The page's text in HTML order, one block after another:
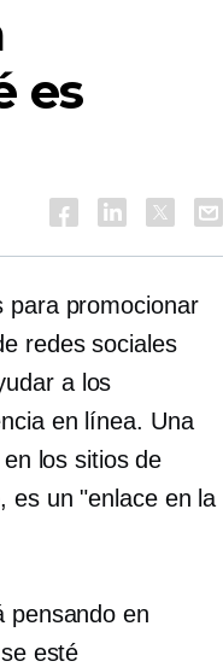
es
para promocionar
redes sociales
a los
en línea. Una
los sitios de
es un "enlace en la
pensando en
esté